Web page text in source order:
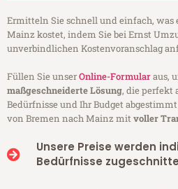
Ermitteln Sie schnell und einfach, was
Mainz kostet, indem Sie bei Ernst
unverbindlichen Kostenvoranschlag
Füllen Sie unserOnline-Formularaus,
maßgeschneiderte Lösung, die perfekt
Bedürfnisse und Ihr Budget
von Bremen nach Mainz mitvoller
Unsere Preise werden
Bedürfnisse